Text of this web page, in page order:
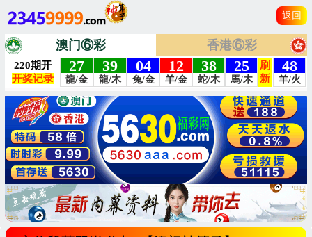
返回
澳门⑥彩 香港⑥彩